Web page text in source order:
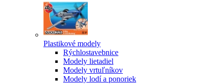
Plastikové modely
Rýchlostavebnice
Modely lietadiel
Modely vrtuľníkov
Modely lodí a ponoriek